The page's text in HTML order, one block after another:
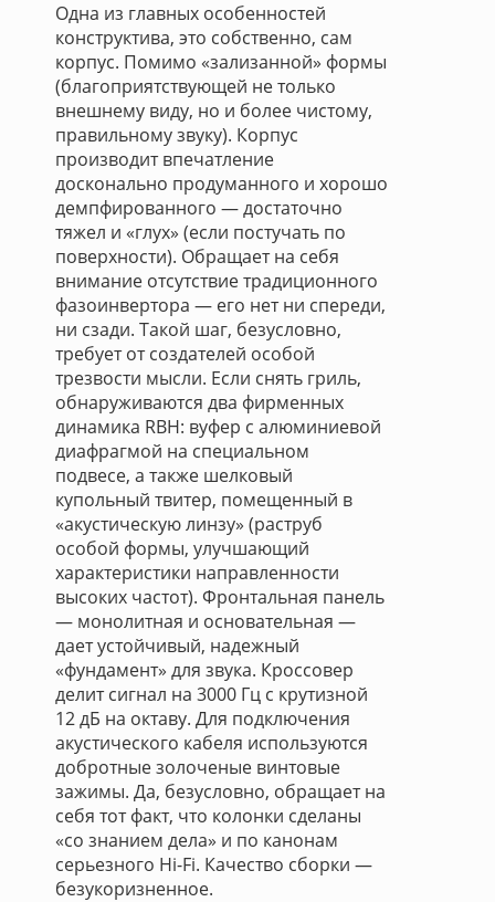
Одна из главных особенностей
конструктива, это собственно, сам
корпус. Помимо «зализанной» формы
(благоприятствующей не только
внешнему виду, но и более чистому,
правильному звуку). Корпус
производит впечатление
досконально продуманного и хорошо
демпфированного — достаточно
тяжел и «глух» (если постучать по
поверхности). Обращает на себя
внимание отсутствие традиционного
фазоинвертора — его нет ни спереди,
ни сзади. Такой шаг, безусловно,
требует от создателей особой
трезвости мысли. Если снять гриль,
обнаруживаются два фирменных
динамика RBH: вуфер с алюминиевой
диафрагмой на специальном
подвесе, а также шелковый
купольный твитер, помещенный в
«акустическую линзу» (раструб
особой формы, улучшающий
характеристики направленности
высоких частот). Фронтальная панель
— монолитная и основательная —
дает устойчивый, надежный
«фундамент» для звука. Кроссовер
делит сигнал на 3000 Гц с крутизной
12 дБ на октаву. Для подключения
акустического кабеля используются
добротные золоченые винтовые
зажимы. Да, безусловно, обращает на
себя тот факт, что колонки сделаны
«со знанием дела» и по канонам
серьезного Hi-Fi. Качество сборки —
безукоризненное.